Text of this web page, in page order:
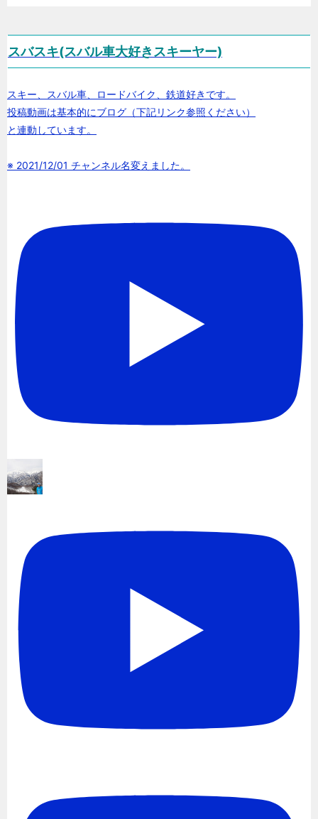
スバスキ(スバル車大好きスキーヤー)
スキー、スバル車、ロードバイク、鉄道好きです。
投稿動画は基本的にブログ（下記リンク参照ください）
と連動しています。
※ 2021/12/01 チャンネル名変えました。